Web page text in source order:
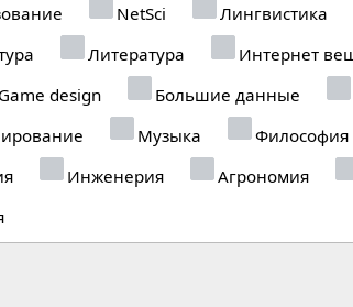
NetSci Лингвистика
Литература Интернет
design Большие данные
Музыка Философия
Инженерия Агрономия